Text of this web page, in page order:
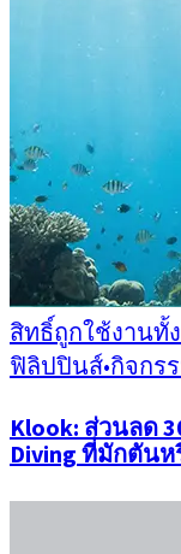
สิทธิ์ถูกใช้งานทั้
ฟิลิปปินส์•กิจกร
Klook: ส่วนลด
Diving ที่มักตัน